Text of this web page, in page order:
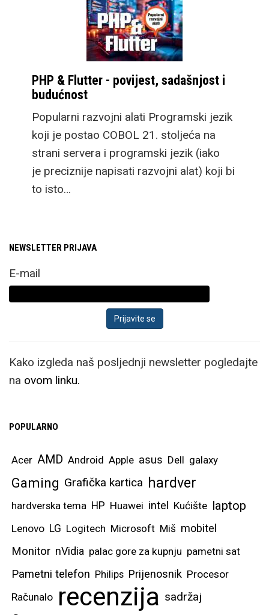
PHP & Flutter - povijest, sadašnjost i
budućnost
Popularni razvojni alati Programski jezik
koji je postao COBOL 21. stoljeća na
strani servera i programski jezik (iako
je preciznije napisati razvojni alat) koji bi
to isto…
NEWSLETTER PRIJAVA
E-mail
Kako izgleda naš posljednji newsletter pogledajte
na ovom linku.
POPULARNO
Acer AMD Android Apple asus Dell galaxy
Gaming Grafička kartica hardver
hardverska tema HP Huawei intel Kućište laptop
Lenovo LG Logitech Microsoft Miš mobitel
Monitor nVidia palac gore za kupnju pametni sat
Pametni telefon Philips Prijenosnik Procesor
Računalo recenzija sadržaj